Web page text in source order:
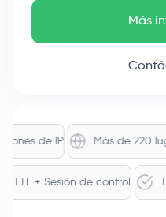
Más
de IP Más de 220
TTL + Sesión de control